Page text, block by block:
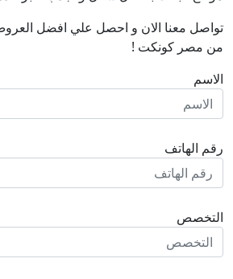
تواصل معنا الان و احصل علي افضل
من مصر كونكت !
الاسم
رقم الهاتف
التخصص